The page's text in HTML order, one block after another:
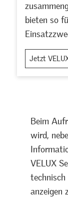
bieten so
Jetzt
Beim
wird,
VELUX
anzeigen